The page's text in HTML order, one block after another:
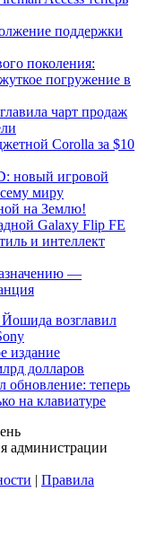
поддержки
поколения:
погружение в
чарт продаж
Corolla за $10
новый игровой
миру
на Землю!
Galaxy Flip FE
и интеллект
—
возглавил
издание
долларов
обновление: теперь
на клавиатуре
администрации
| Правила